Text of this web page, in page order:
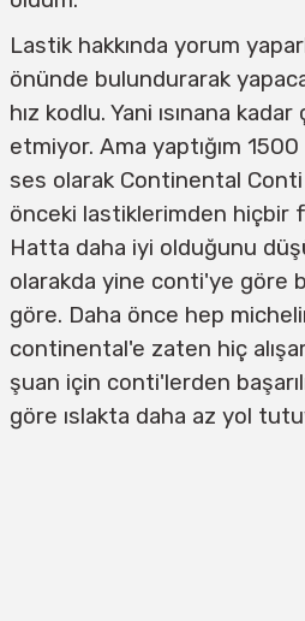
Lastik hakkında yorum
önünde bulundurarak
hız kodlu. Yani ısınana
etmiyor. Ama yaptığım
ses olarak Continental
önceki lastiklerimden hiçbir
Hatta daha iyi olduğunu
olarakda yine conti'ye göre
göre. Daha önce hep
continental'e zaten hiç
şuan için conti'lerden
göre ıslakta daha az yol